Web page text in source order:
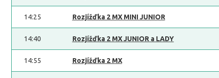
14:25 Rozjížďka 2 MX MINI JUNIOR
14:40 Rozjížďka 2 MX JUNIOR a LADY
14:55 Rozjížďka 2 MX